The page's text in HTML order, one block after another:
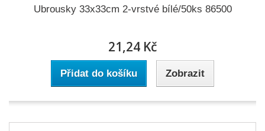
Ubrousky 33x33cm 2-vrstvé bílé/50ks 86500
21,24 Kč
Přidat do košíku Zobrazit